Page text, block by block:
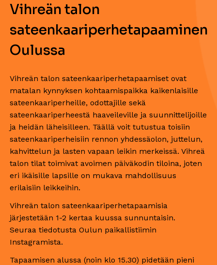
Vihreän talon
sateenkaariperhetapaaminen
Oulussa
Vihreän talon sateenkaariperhetapaamiset ovat
matalan kynnyksen kohtaamispaikka kaikenlaisille
sateenkaariperheille, odottajille sekä
sateenkaariperheestä haaveileville ja suunnittelijoille
ja heidän läheisilleen. Täällä voit tutustua toisiin
sateenkaariperheisiin rennon yhdessäolon, juttelun,
kahvittelun ja lasten vapaan leikin merkeissä. Vihreä
talon tilat toimivat avoimen päiväkodin tiloina, joten
eri ikäisille lapsille on mukava mahdollisuus
erilaisiin leikkeihin.
Vihreän talon sateenkaariperhetapaamisia
järjestetään 1-2 kertaa kuussa sunnuntaisin.
Seuraa tiedotusta Oulun paikallistiimin
Instagramista.
Tapaamisen alussa (noin klo 15.30) pidetään pieni